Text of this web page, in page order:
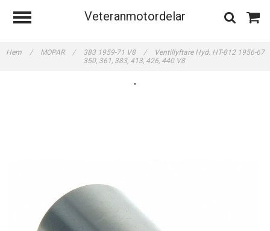
Veteranmotordelar
Hem / MOPAR / 383 1959-71 V8 /
Ventillyftare Hyd. HT-812 1956-67
350, 361, 383, 413, 426, 440 V8